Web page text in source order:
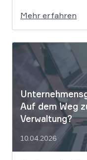
aussortieren und
Vorurteile
Haftungsrisiken
Digitalisierung […]
Mehr erfahren
Auf dem Weg
Verwaltung?
10.04.2026